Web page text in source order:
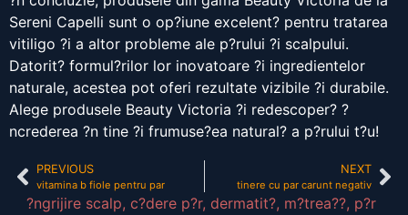
Sereni Capelli sunt o op?iune excelent? pentru tratarea
vitiligo ?i a altor probleme ale p?rului ?i scalpului.
Datorit? formul?rilor lor inovatoare ?i ingredientelor
naturale, acestea pot oferi rezultate vizibile ?i durabile.
Alege produsele Beauty Victoria ?i redescoper? ?
ncrederea ?n tine ?i frumuse?ea natural? a p?rului t?u!
PREVIOUS
vitamina b fiole pentru par
NEXT
tinere cu par carunt negativ
?ngrijire scalp, c?dere p?r, dermatit?, m?trea??, p?r